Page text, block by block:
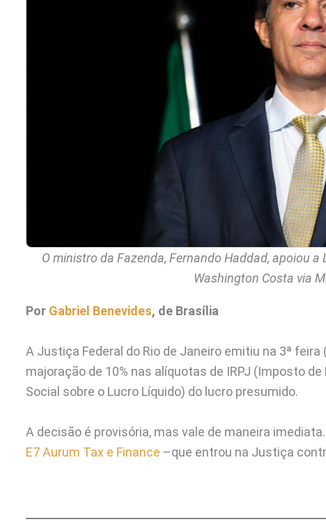
O ministro da Fazenda, Fernando Haddad, apoiou
Washington Costa via
Por Gabriel Benevides, de Brasília
A Justiça Federal do Rio de Janeiro emitiu na 3ª
majoração de 10% nas alíquotas de IRPJ (Imposto
Social sobre o Lucro Líquido) do lucro presumido.
A decisão é provisória, mas vale de maneira
E7 Aurum Tax e Finance –que entrou na Justiça